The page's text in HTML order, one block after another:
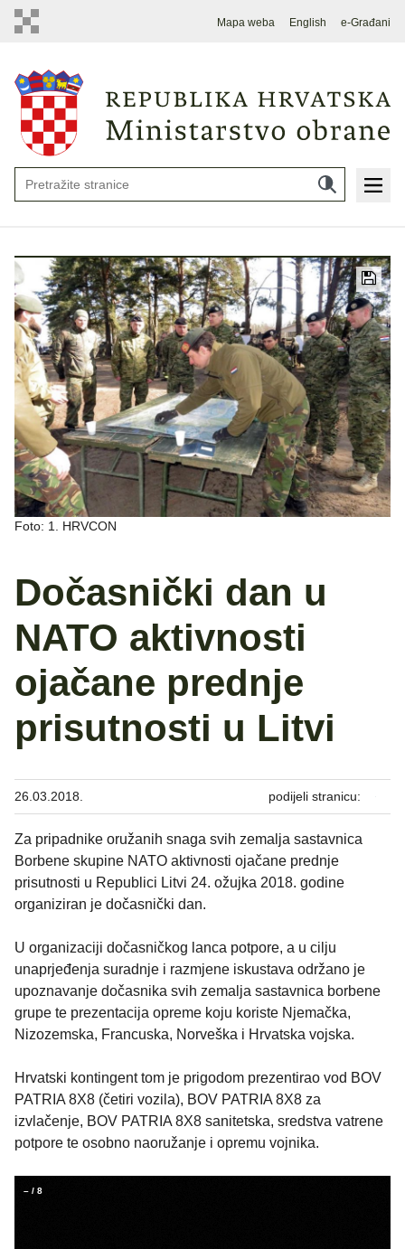
Mapa weba English e-Građani
Foto: 1. HRVCON
Dočasnički dan u
NATO aktivnosti
ojačane prednje
prisutnosti u Litvi
26.03.2018. podijeli stranicu:
Za pripadnike oružanih snaga svih zemalja sastavnica
Borbene skupine NATO aktivnosti ojačane prednje
prisutnosti u Republici Litvi 24. ožujka 2018. godine
organiziran je dočasnički dan.
U organizaciji dočasničkog lanca potpore, a u cilju
unaprjeđenja suradnje i razmjene iskustava održano je
upoznavanje dočasnika svih zemalja sastavnica borbene
grupe te prezentacija opreme koju koriste Njemačka,
Nizozemska, Francuska, Norveška i Hrvatska vojska.
Hrvatski kontingent tom je prigodom prezentirao vod BOV
PATRIA 8X8 (četiri vozila), BOV PATRIA 8X8 za
izvlačenje, BOV PATRIA 8X8 sanitetska, sredstva vatrene
potpore te osobno naoružanje i opremu vojnika.
– / 8